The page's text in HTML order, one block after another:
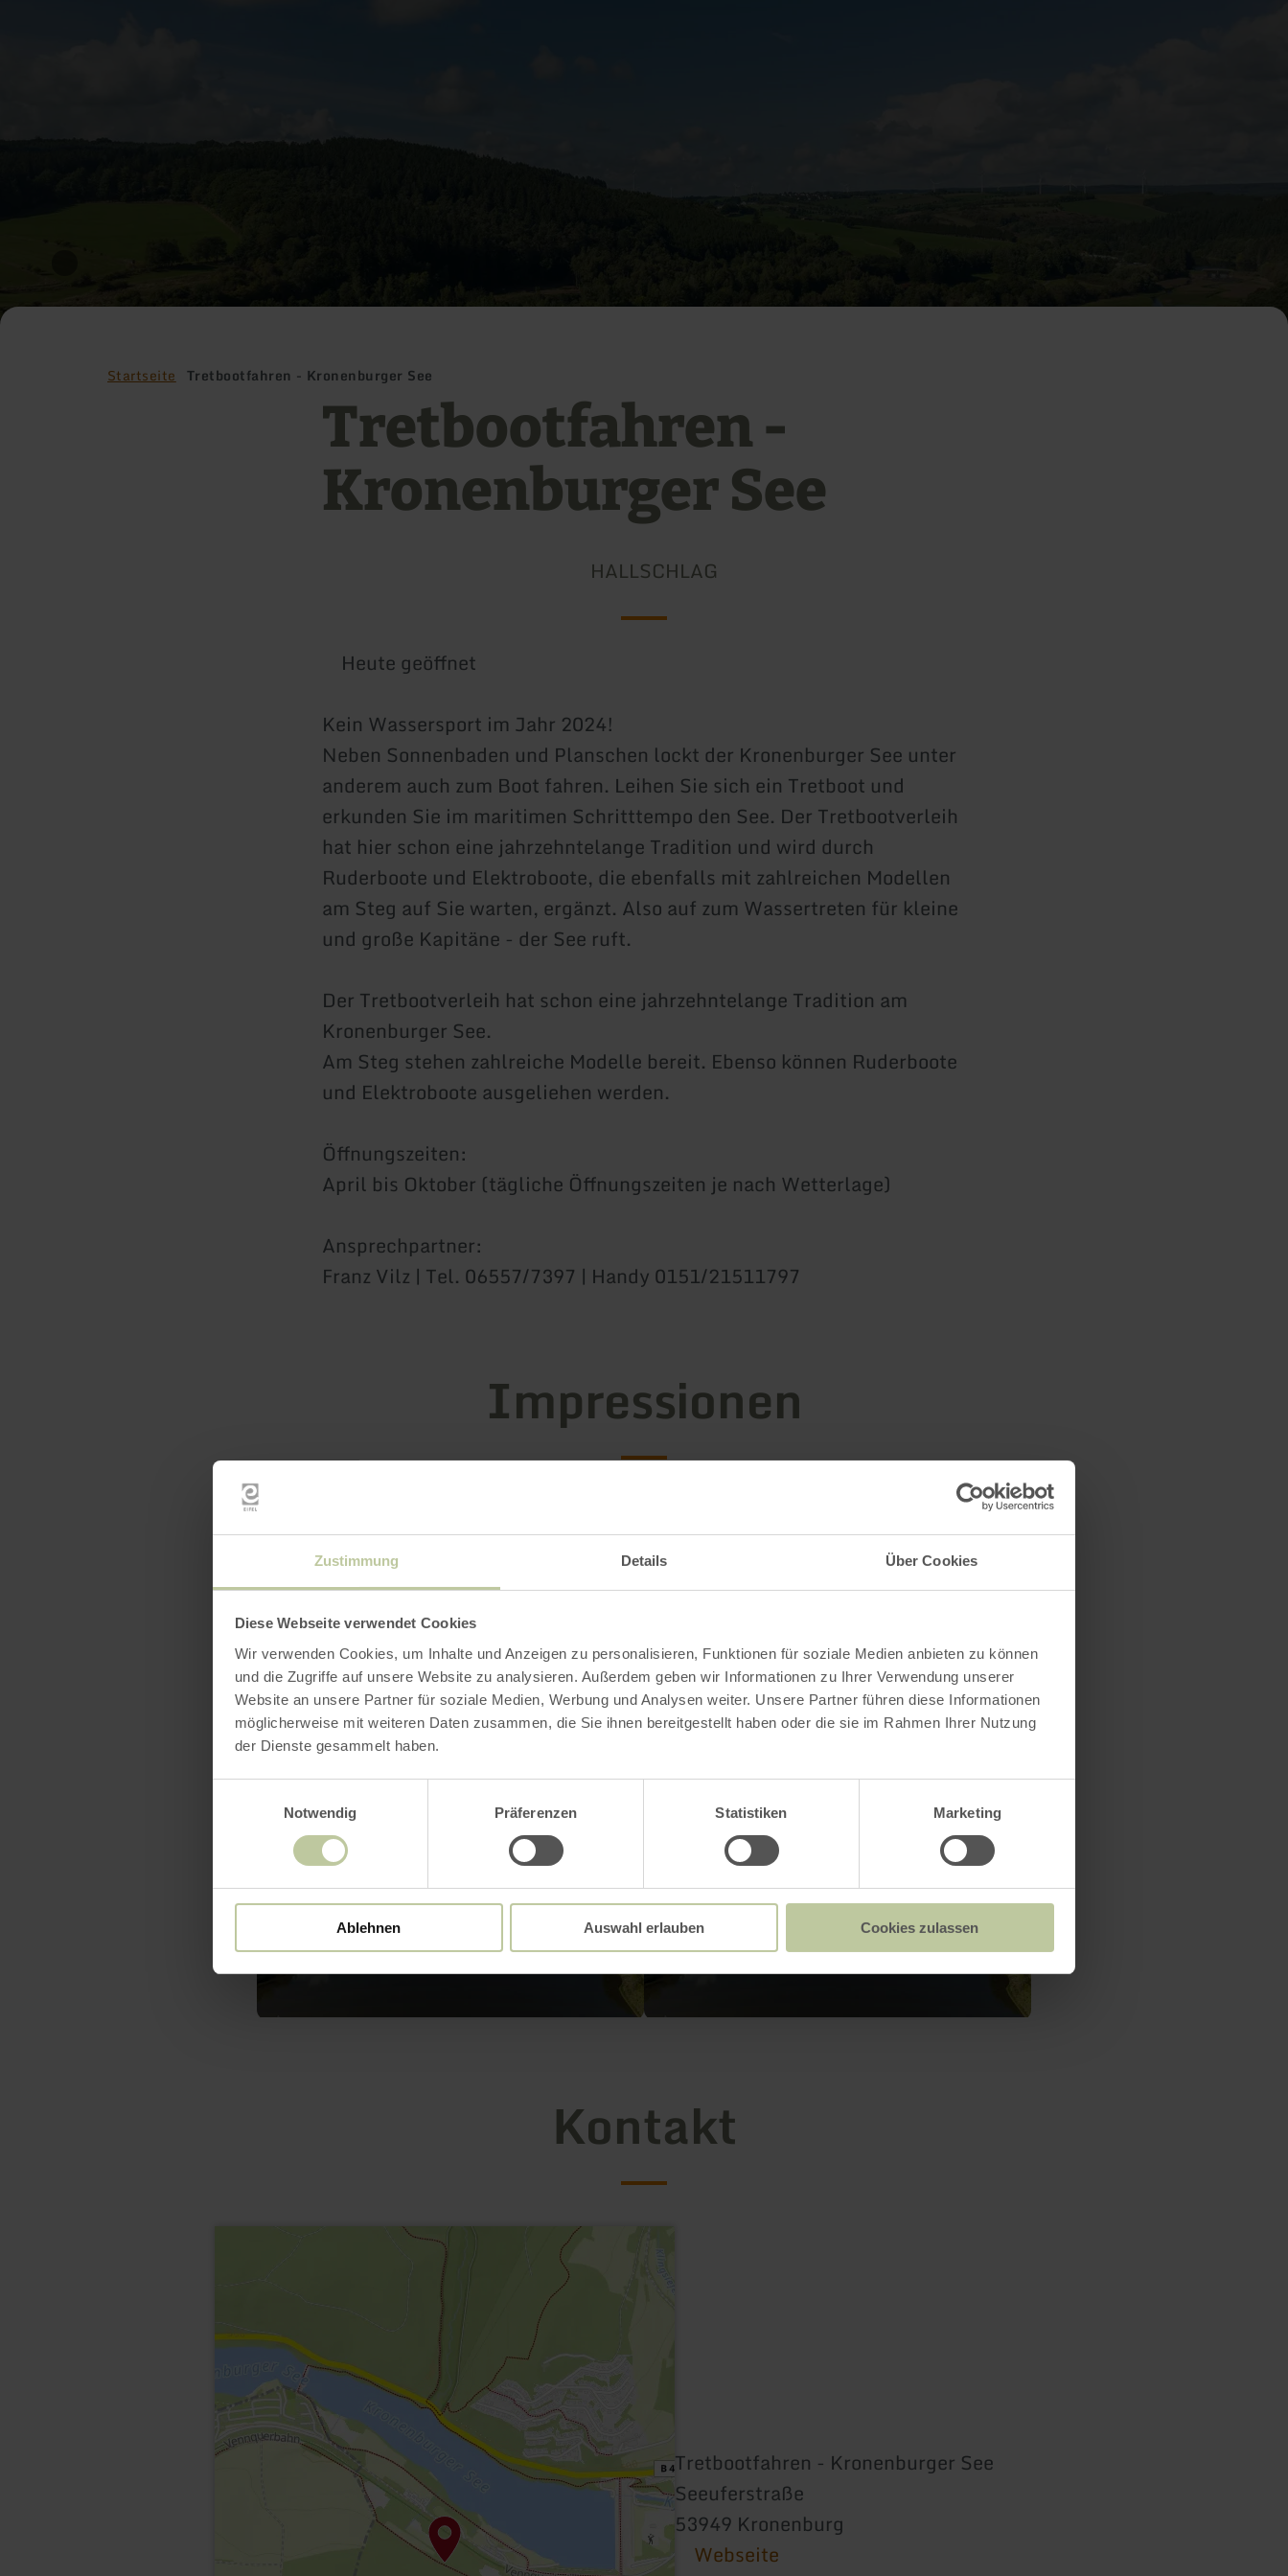
Zustimmung Details Über Cookies
Diese Webseite verwendet Cookies
Wir verwenden Cookies, um Inhalte und Anzeigen zu personalisieren, Funktionen für soziale Medien anbieten zu können
und die Zugriffe auf unsere Website zu analysieren. Außerdem geben wir Informationen zu Ihrer Verwendung unserer
Website an unsere Partner für soziale Medien, Werbung und Analysen weiter. Unsere Partner führen diese Informationen
möglicherweise mit weiteren Daten zusammen, die Sie ihnen bereitgestellt haben oder die sie im Rahmen Ihrer Nutzung
der Dienste gesammelt haben.
Notwendig
Präferenzen Statistiken Marketing
Ablehnen Auswahl erlauben Cookies zulassen
Startseite Tretbootfahren - Kronenburger See
Tretbootfahren -
Kronenburger See
HALLSCHLAG
Heute geöffnet
Kein Wassersport im Jahr 2024!
Neben Sonnenbaden und Planschen lockt der Kronenburger See unter
anderem auch zum Boot fahren. Leihen Sie sich ein Tretboot und
erkunden Sie im maritimen Schritttempo den See. Der Tretbootverleih
hat hier schon eine jahrzehntelange Tradition und wird durch
Ruderboote und Elektroboote, die ebenfalls mit zahlreichen Modellen
am Steg auf Sie warten, ergänzt. Also auf zum Wassertreten für kleine
und große Kapitäne - der See ruft.
Der Tretbootverleih hat schon eine jahrzehntelange Tradition am
Kronenburger See.
Am Steg stehen zahlreiche Modelle bereit. Ebenso können Ruderboote
und Elektroboote ausgeliehen werden.
Öffnungszeiten:
April bis Oktober (tägliche Öffnungszeiten je nach Wetterlage)
Ansprechpartner:
Franz Vilz | Tel. 06557/7397 | Handy 0151/21511797
Impressionen
Kontakt
Tretbootfahren - Kronenburger See
Seeuferstraße
53949 Kronenburg
Webseite